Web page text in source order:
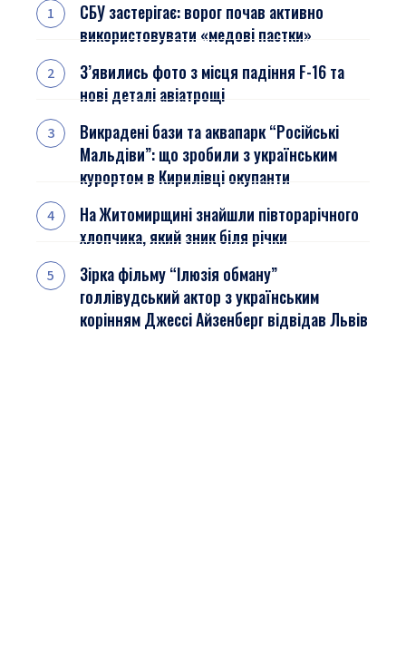
СБУ застерігає: ворог почав активно
використовувати «медові пастки»
З’явились фото з місця падіння F-16 та
нові деталі авіатрощі
Викрадені бази та аквапарк “Російські
Мальдіви”: що зробили з українським
курортом в Кирилівці окупанти
На Житомирщині знайшли півторарічного
хлопчика, який зник біля річки
Зірка фільму “Ілюзія обману”
голлівудський актор з українським
корінням Джессі Айзенберг відвідав Львів